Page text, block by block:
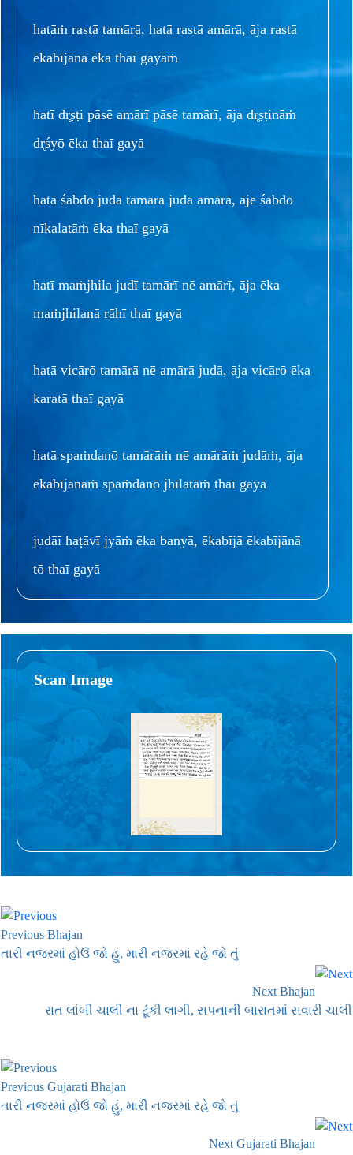
hatāṁ rastā tamārā, hatā rastā amārā, āja rastā
ēkabījānā ēka thaī gayāṁ
hatī dr̥ṣṭi pāsē amārī pāsē tamārī, āja dr̥ṣṭināṁ
dr̥śyō ēka thaī gayā
hatā śabdō judā tamārā judā amārā, ājē śabdō
nīkalatāṁ ēka thaī gayā
hatī maṁjhila judī tamārī nē amārī, āja ēka
maṁjhilanā rāhī thaī gayā
hatā vicārō tamārā nē amārā judā, āja vicārō ēka
karatā thaī gayā
hatā spaṁdanō tamārāṁ nē amārāṁ judāṁ, āja
ēkabījānāṁ spaṁdanō jhīlatāṁ thaī gayā
judāī haṭāvī jyāṁ ēka banyā, ēkabījā ēkabījānā
tō thaī gayā
Scan Image
Previous Bhajan
તારી નજરમાં હોઉં જો હું, મારી નજરમાં રહે જો તું
Next Bhajan
રાત લાંબી ચાલી ના ટૂંકી લાગી, સપનાની બારાતમાં સવારી ચાલી
Previous Gujarati Bhajan
તારી નજરમાં હોઉં જો હું, મારી નજરમાં રહે જો તું
Next Gujarati Bhajan